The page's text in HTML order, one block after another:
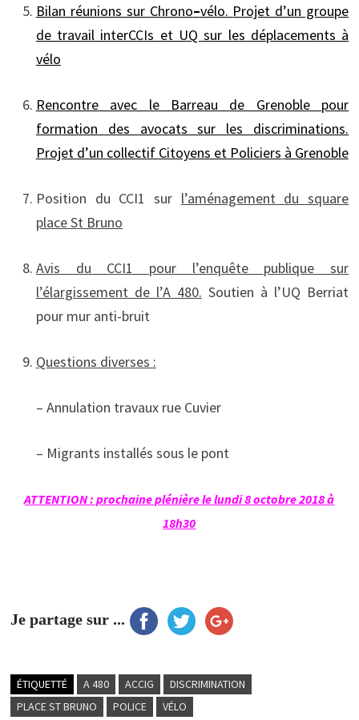
Bilan réunions sur Chrono–vélo. Projet d’un groupe
de travail interCCIs et UQ sur les déplacements à
vélo
Rencontre avec le Barreau de Grenoble pour
formation des avocats sur les discriminations.
Projet d’un collectif Citoyens et Policiers à Grenoble
Position du CCI1 sur l’aménagement du square
placeSt Bruno
Avis du CCI1 pour l’enquête publique sur
l’élargissement de l’A 480. Soutien à l’UQ Berriat
pour mur anti-bruit
Questions diverses :
– Annulation travaux rue Cuvier
– Migrants installés sous le pont
ATTENTION : prochaine plénière le lundi 8 octobre 2018 à
18h30
Je partage sur ...
ÉTIQUETTÉ A 480 ACCIG
DISCRIMINATION
PLACE ST BRUNO
POLICE VÉLO